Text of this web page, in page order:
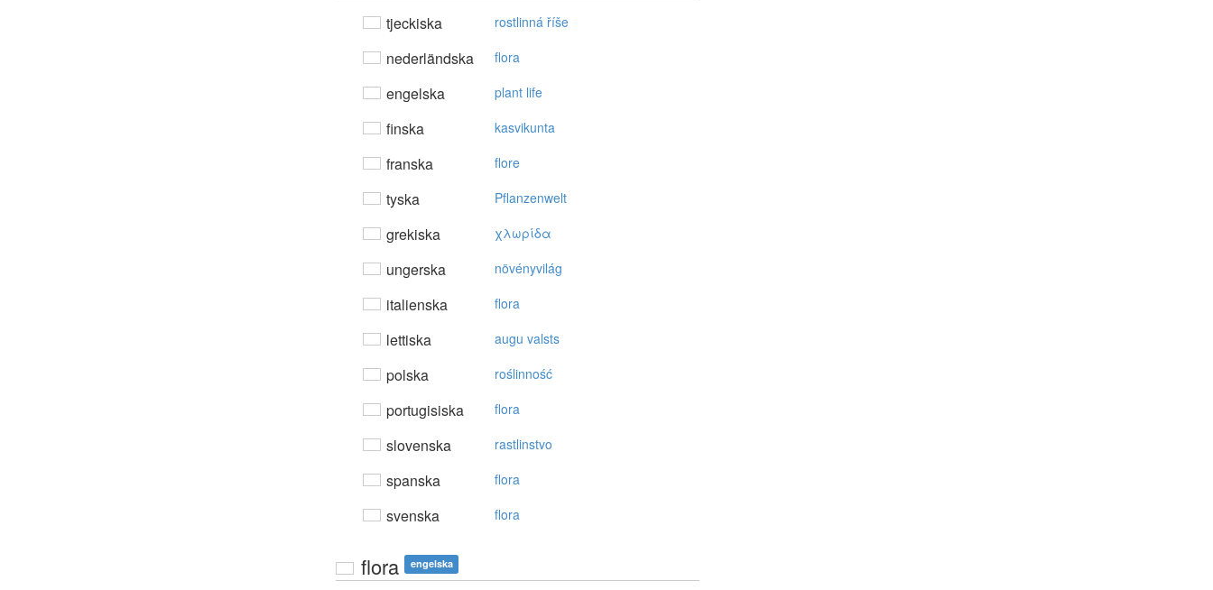
tjeckiska rostlinná říše
nederländska flora
engelska plant life
finska kasvikunta
franska flore
tyska Pflanzenwelt
grekiska χλωρίδα
ungerska növényvilág
italienska flora
lettiska augu valsts
polska roślinność
portugisiska flora
slovenska rastlinstvo
spanska flora
svenska flora
flora engelska